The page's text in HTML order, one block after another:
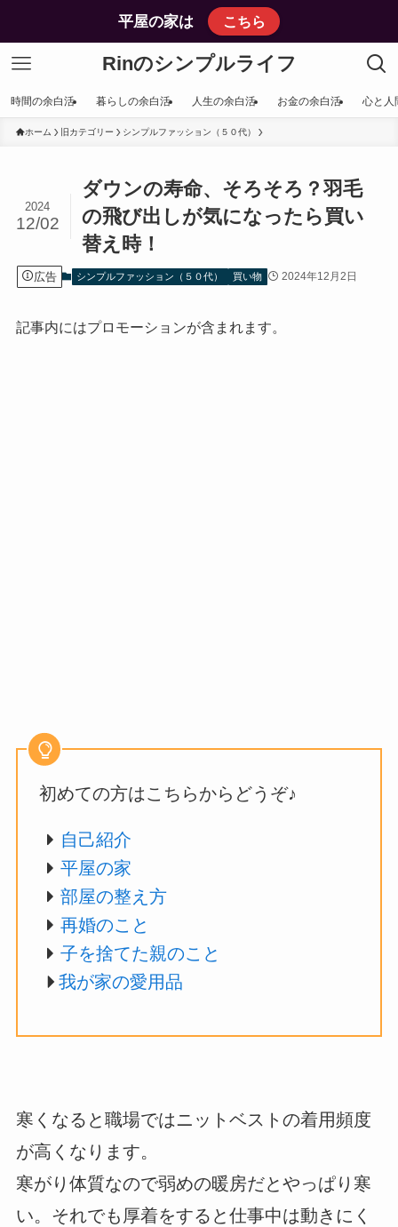
平屋の家は こちら
Rinのシンプルライフ
時間の余白活 暮らしの余白活 人生の余白活 お金の余白活 心と人
ホーム 旧カテゴリー シンプルファッション（５０代）
ダウンの寿命、そろそろ？羽毛
の飛び出しが気になったら買い
替え時！
2024
12/02
広告 シンプルファッション（５０代） 買い物 2024年12月2日
記事内にはプロモーションが含まれます。
初めての方はこちらからどうぞ♪
自己紹介
平屋の家
部屋の整え方
再婚のこと
子を捨てた親のこと
我が家の愛用品
寒くなると職場ではニットベストの着用頻度
が高くなります。
寒がり体質なので弱めの暖房だとやっぱり寒
い。それでも厚着をすると仕事中は動きにく